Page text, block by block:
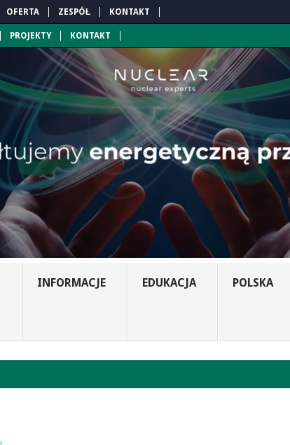
OFERTA ZESPÓŁ KONTAKT
PROJEKTY KONTAKT
INFORMACJE EDUKACJA POLSKA